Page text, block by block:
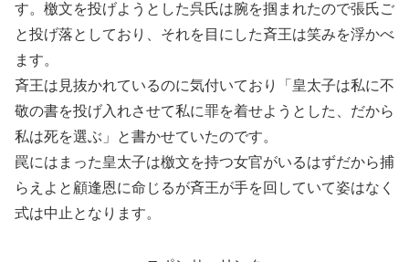
す。檄文を投げようとした呉氏は腕を掴まれたので張氏ご
と投げ落としており、それを目にした斉王は笑みを浮かべ
ます。
斉王は見抜かれているのに気付いており「皇太子は私に不
敬の書を投げ入れさせて私に罪を着せようとした、だから
私は死を選ぶ」と書かせていたのです。
罠にはまった皇太子は檄文を持つ女官がいるはずだから捕
らえよと顧逢恩に命じるが斉王が手を回していて姿はなく
式は中止となります。